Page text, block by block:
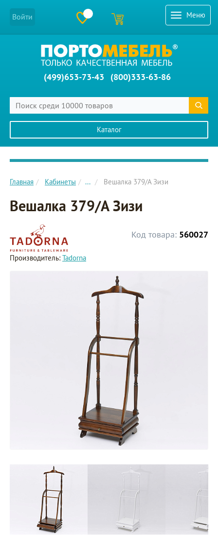
Меню
Войти
(499)653-73-43 (800)333-63-86
Каталог
Главное меню сайта
Главная Кабинеты ... Вешалка 379/А Зизи
Вешалка 379/А Зизи
Код товара: 560027
Производитель: Tadorna